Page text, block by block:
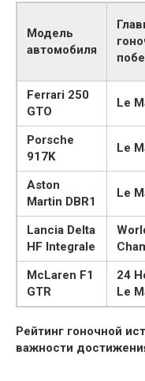
Модель
автомобиля
Ferrari 250
GTO
Le
Porsche
917K
Le
Aston
Martin DBR1
Le
Lancia Delta
HF Integrale
McLaren F1
GTR
24
Le
Рейтинг гоночной
важности